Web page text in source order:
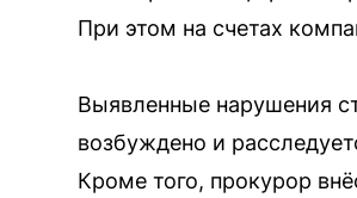
При этом на счетах
Выявленные нарушения
возбуждено и
Кроме того, прокурор